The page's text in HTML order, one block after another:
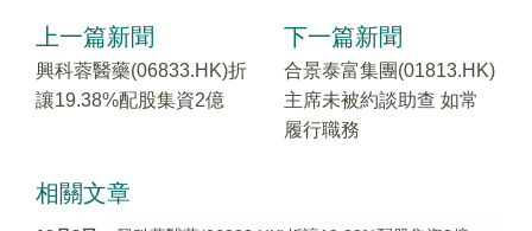
上一篇新聞
興科蓉醫藥(06833.HK)折
讓19.38%配股集資2億
下一篇新聞
合景泰富集團(01813.HK)
主席未被約談助查 如常
履行職務
相關文章